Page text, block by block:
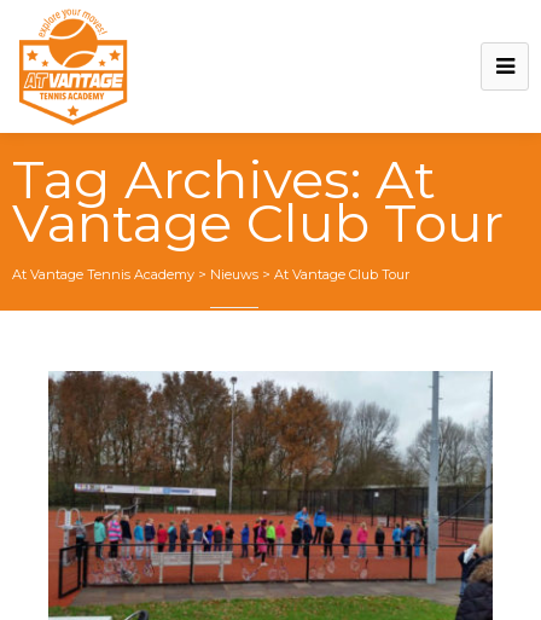
Tag Archives: At
Vantage Club Tour
At Vantage Tennis Academy > Nieuws > At Vantage Club Tour